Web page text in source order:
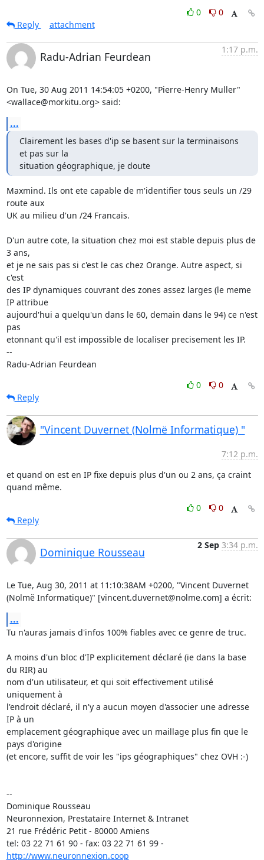
0
0
Reply
attachment
Radu-Adrian Feurdean
1:17 p.m.
On Tue, 30 Aug 2011 14:54:05 +0200, "Pierre-Henry Muller"
<wallace@morkitu.org> said:
...
Clairement les bases d'ip se basent sur la terminaisons
et pas sur la
situation géographique, je doute
Maxmind. Ils ont ete capable de m'identifier tous seuls un /29
route aux
UK au milieu d'un /24 Francais.
D'un autre cote, la situation chez moi est stable depuis plus de
3 ans,
et je ne sais pas si c'est le cas chez Orange. Autre aspect, si
c'est
des IP dynamiques couvrant des zones assez larges (le meme
IP attribue
aujourd'hui a quelqu'un dans le 60, demain dans le 94) ce n'est
pas
etonnant qu'il est impossible de localiser precisement les IP.
--
Radu-Adrian Feurdean
0
0
Reply
"Vincent Duvernet (Nolmë Informatique) "
7:12 p.m.
et quand on est en IP fixe depuis plus d'un ou 2 ans, ça craint
quand même.
0
0
Reply
Dominique Rousseau
2 Sep 3:34 p.m.
Le Tue, Aug 30, 2011 at 11:10:38AM +0200, "Vincent Duvernet
(Nolmë Informatique)" [vincent.duvernet@nolme.com] a écrit:
...
Tu n'auras jamais d'infos 100% fiables avec ce genre de truc.
A moins d'un bloc d'IP explicitement déclaré (ie dans la base
du RIR) au
nom d'un utilisateur, et qui soit effectivement utilisé
uniquement à
l'endroit déclaré, il n'y a aucun moyen d'associer une adresse
IP à un
emplacement géographique avec un maillage plus fin que le
pays d'origine
(et encore, suffit de voir les "ips géographiques" chez OVH :-)
--
Dominique Rousseau
Neuronnexion, Prestataire Internet & Intranet
21 rue Frédéric Petit - 80000 Amiens
http://www.neuronnexion.coop